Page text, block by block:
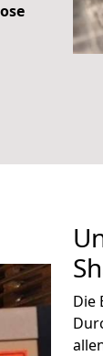
Die